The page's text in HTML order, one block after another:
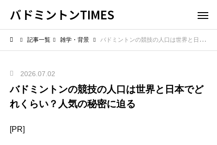
バドミントンTIMES
記事一覧 雑学・背景 バドミントンの競技の人口は世界と日本でどれくらい？人気の秘密に迫る
2026.07.02
バドミントンの競技の人口は世界と日本でど
れくらい？人気の秘密に迫る
[PR]